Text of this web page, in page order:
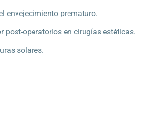
envejecimiento prematuro.
post-operatorios en cirugías estéticas.
solares.